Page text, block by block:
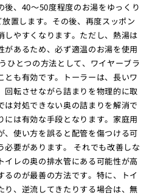
後、40〜50度程度のお湯をゆっくり
置します。その後、再度スッポン
しやすくなります。ただし、熱湯は
があるため、必ず適温のお湯を使用
ひとつの方法として、ワイヤーブラ
とも有効です。トーラーは、長いワ
回転させながら詰まりを物理的に取
は対処できない奥の詰まりを解消で
には有効な手段となります。家庭用
、使い方を誤ると配管を傷つける可
必要があります。 それでも改善しな
イレの奥の排水管にある可能性が高
るのが最善の方法です。特に、トイ
り、逆流してきたりする場合は、無